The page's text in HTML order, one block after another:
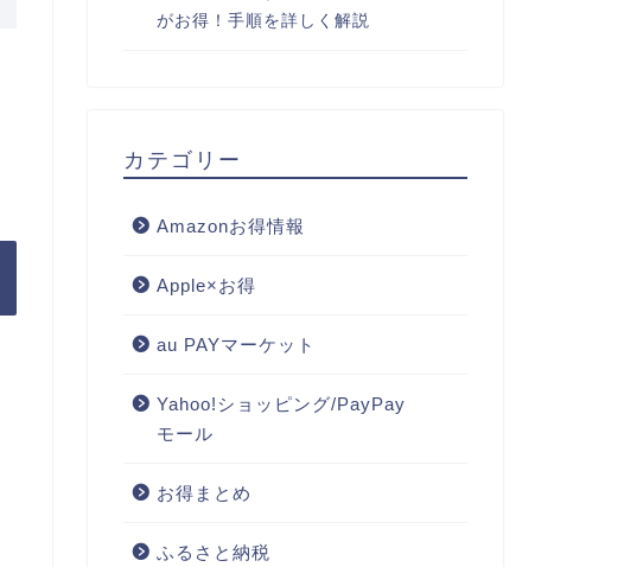
がお得！手順を詳しく解説
カテゴリー
Amazonお得情報
Apple×お得
au PAYマーケット
Yahoo!ショッピング/PayPay
モール
お得まとめ
ふるさと納税